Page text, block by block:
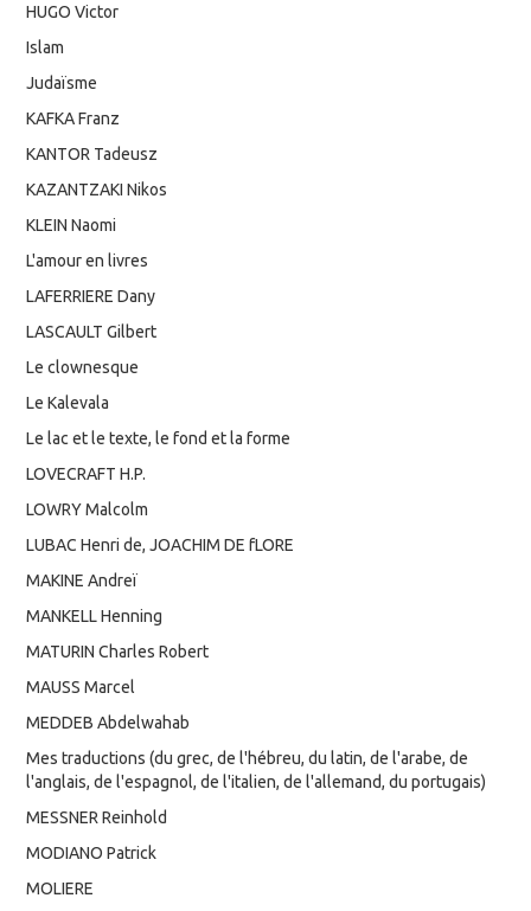
HUGO Victor
Islam
Judaïsme
KAFKA Franz
KANTOR Tadeusz
KAZANTZAKI Nikos
KLEIN Naomi
L'amour en livres
LAFERRIERE Dany
LASCAULT Gilbert
Le clownesque
Le Kalevala
Le lac et le texte, le fond et la forme
LOVECRAFT H.P.
LOWRY Malcolm
LUBAC Henri de, JOACHIM DE fLORE
MAKINE Andreï
MANKELL Henning
MATURIN Charles Robert
MAUSS Marcel
MEDDEB Abdelwahab
Mes traductions (du grec, de l'hébreu, du latin, de l'arabe, de
l'anglais, de l'espagnol, de l'italien, de l'allemand, du portugais)
MESSNER Reinhold
MODIANO Patrick
MOLIERE